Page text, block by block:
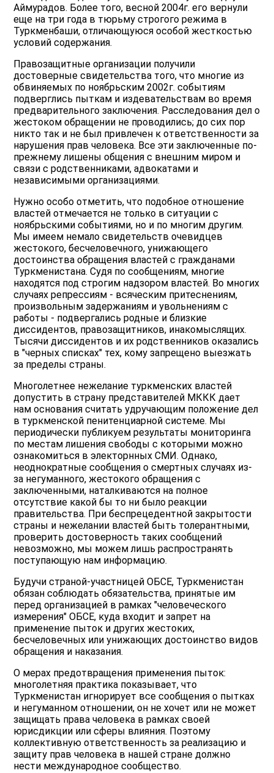
Аймурадов. Более того, весной 2004г. его вернули
еще на три года в тюрьму строгого режима в
Туркменбаши, отличающуюся особой жесткостью
условий содержания.
Правозащитные организации получили
достоверные свидетельства того, что многие из
обвиняемых по ноябрьским 2002г. событиям
подверглись пыткам и издевательствам во время
предварительного заключения. Расследования дел о
жестоком обращении не проводились; до сих пор
никто так и не был привлечен к ответственности за
нарушения прав человека. Все эти заключенные по-
прежнему лишены общения с внешним миром и
связи с родственниками, адвокатами и
независимыми организациями.
Нужно особо отметить, что подобное отношение
властей отмечается не только в ситуации с
ноябрьскими событиями, но и по многим другим.
Мы имеем немало свидетельств очевидцев
жестокого, бесчеловечного, унижающего
достоинства обращения властей с гражданами
Туркменистана. Судя по сообщениям, многие
находятся под строгим надзором властей. Во многих
случаях репрессиям - всяческим притеснениям,
произвольным задержаниям и увольнениям с
работы - подвергались родные и близкие
диссидентов, правозащитников, инакомыслящих.
Тысячи диссидентов и их родственников оказались
в "черных списках" тех, кому запрещено выезжать
за пределы страны.
Многолетнее нежелание туркменских властей
допустить в страну представителей МККК дает
нам основания считать удручающим положение дел
в туркменской пенитенциарной системе. Мы
периодически публикуем результаты мониторинга
по местам лишения свободы с которыми можно
ознакомиться в электорнных СМИ. Однако,
неоднократные сообщения о смертных случаях из-
за негуманного, жестокого обращения с
заключенными, наталкиваются на полное
отсутствие какой бы то ни было реакции
правительства. При беспрецедентной закрытости
страны и нежелании властей быть толерантными,
проверить достоверность таких сообщений
невозможно, мы можем лишь распространять
поступающую нам информацию.
Будучи страной-участницей ОБСЕ, Туркменистан
обязан соблюдать обязательства, принятые им
перед организацией в рамках "человеческого
измерения" ОБСЕ, куда входит и запрет на
применение пыток и других жестоких,
бесчеловечных или унижающих достоинство видов
обращения и наказания.
О мерах предотвращения применения пыток:
многолетняя практика показывает, что
Туркменистан игнорирует все сообщения о пытках
и негуманном отношении, он не хочет или не может
защищать права человека в рамках своей
юрисдикции или сферы влияния. Поэтому
коллективную ответственность за реализацию и
защиту прав человека в нашей стране должно
нести международное сообщество.